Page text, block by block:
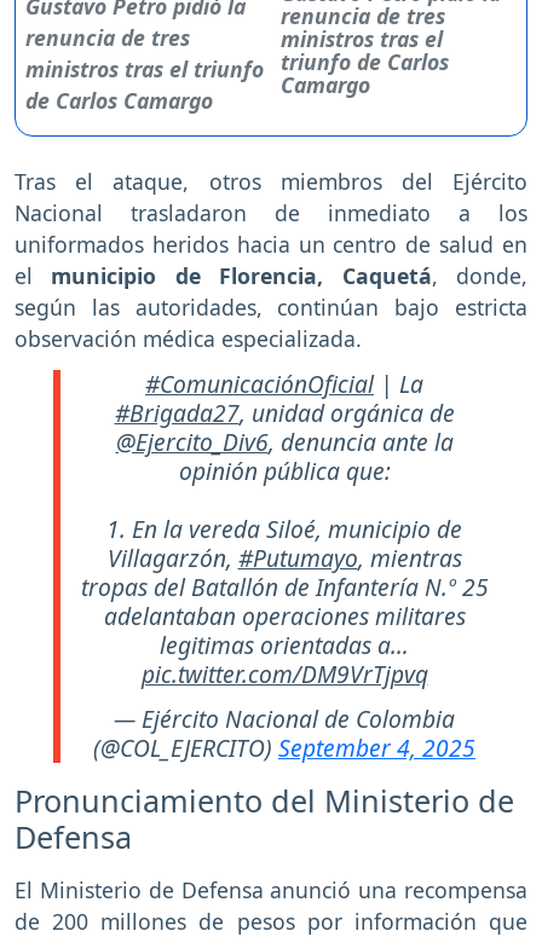
renuncia de tres
ministros tras el
triunfo de Carlos
Camargo
Tras el ataque, otros miembros del Ejército
Nacional trasladaron de inmediato a los
uniformados heridos hacia un centro de salud en
el municipio de Florencia, Caquetá, donde,
según las autoridades, continúan bajo estricta
observación médica especializada.
#ComunicaciónOficial| La
#Brigada27, unidad orgánica de
@Ejercito_Div6, denuncia ante la
opinión pública que:
1. En la vereda Siloé, municipio de
Villagarzón, #Putumayo, mientras
tropas del Batallón de Infantería N.º 25
adelantaban operaciones militares
legitimas orientadas a…
pic.twitter.com/DM9VrTjpvq
— Ejército Nacional de Colombia
(@COL_EJERCITO) September 4, 2025
Pronunciamiento del Ministerio de
Defensa
El Ministerio de Defensa anunció una recompensa
de 200 millones de pesos por información que